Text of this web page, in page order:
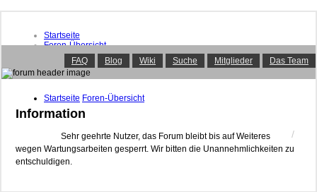
Startseite
Foren-Übersicht
Unbeantwortete Themen
Mitglieder
Das Team
Anmelden
FAQ Blog Wiki Suche Mitglieder Das Team
Startseite Foren-Übersicht
Information
Sehr geehrte Nutzer, das Forum bleibt bis auf Weiteres
wegen Wartungsarbeiten gesperrt. Wir bitten die Unannehmlichkeiten zu
entschuldigen.